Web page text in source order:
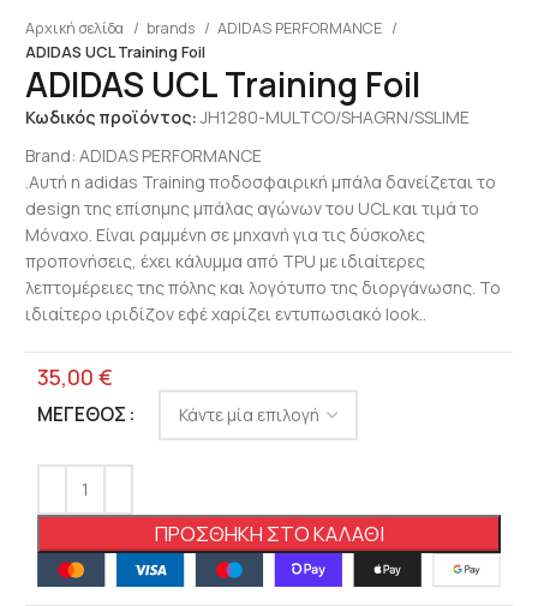
Αρχική σελίδα brands
ADIDAS PERFORMANCE
ADIDAS UCL Training Foil
ADIDAS UCL Training Foil
Κωδικός προϊόντος:JH1280-MULTCO/SHAGRN/SSLIME
Brand: ADIDAS PERFORMANCE
.Αυτή η adidas Training ποδοσφαιρική μπάλα δανείζεται το
design της επίσημης μπάλας αγώνων του UCL και τιμά το
Μόναχο. Είναι ραμμένη σε μηχανή για τις δύσκολες
προπονήσεις, έχει κάλυμμα από TPU με ιδιαίτερες
λεπτομέρειες της πόλης και λογότυπο της διοργάνωσης. Το
ιδιαίτερο ιριδίζον εφέ χαρίζει εντυπωσιακό look..
35,00 €
ΜΈΓΕΘΟΣ
ΠΡΟΣΘΉΚΗ ΣΤΟ ΚΑΛΆΘΙ